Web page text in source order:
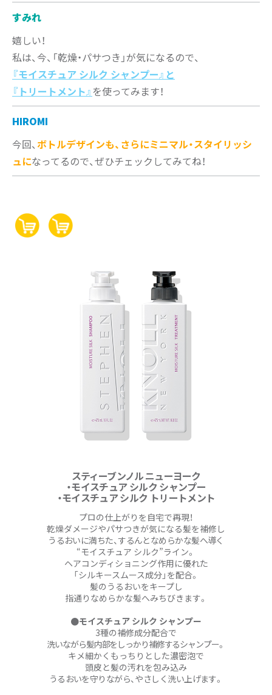
すみれ
嬉しい！
私は、今、「乾燥・パサつき」が気になるので、
『モイスチュア シルク シャンプー』と
『トリートメント』 を使ってみます！
HIROMI
今回、ボトルデザインも、さらにミニマル・スタイリッシ
ュになってるので、ぜひチェックしてみてね！
スティーブンノル ニューヨーク
・モイスチュア シルク シャンプー
・モイスチュア シルク トリートメント
プロの仕上がりを自宅で再現！
乾燥ダメージやパサつきが気になる髪を補修し
うるおいに満ちた、するんとなめらかな髪へ導く
“モイスチュア シルク”ライン。
ヘアコンディショニング作用に優れた
「シルキースムース成分」を配合。
髪のうるおいをキープし
指通りなめらかな髪へみちびきます。
●モイスチュア シルク シャンプー
3種の補修成分配合で
洗いながら髪内部をしっかり補修するシャンプー。
キメ細かくもっちりとした濃密泡で
頭皮と髪の汚れを包み込み
うるおいを守りながら、やさしく洗い上げます。